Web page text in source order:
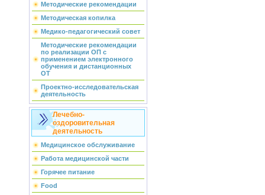
Методические рекомендации
Методическая копилка
Медико-педагогический совет
Методические рекомендации
по реализации ОП с
применением электронного
обучения и дистанционных
ОТ
Проектно-исследовательская
деятельность
Лечебно-
оздоровительная
деятельность
Медицинское обслуживание
Работа медицинской части
Горячее питание
Food